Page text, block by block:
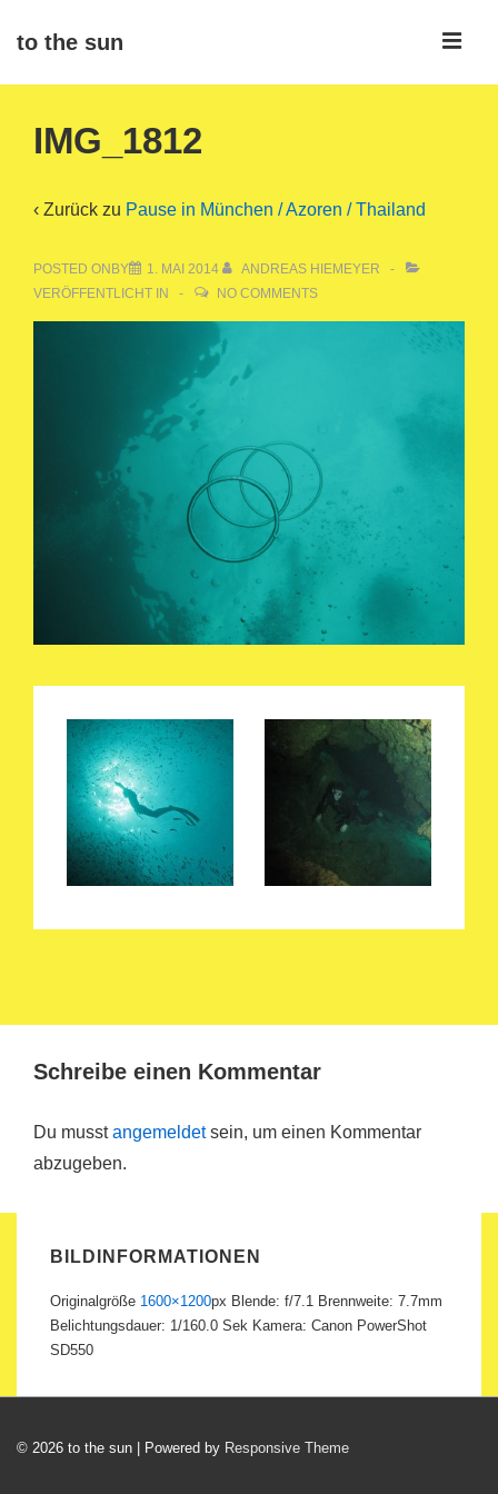
Zumto the sun
Navigation
IMG_1812
‹ Zurück zu Pause in München / Azoren / Thailand
POSTED ONBY 1. MAI 2014
ANDREAS HIEMEYER
VERÖFFENTLICHT IN
NO COMMENTS
Schreibe einen Kommentar
Du musstangemeldetsein, um einen Kommentar
abzugeben.
BILDINFORMATIONEN
Originalgröße 1600×1200px Blende: f/7.1 Brennweite: 7.7mm
Belichtungsdauer: 1/160.0 Sek Kamera: Canon PowerShot
SD550
© 2026 to the sun | Powered by Responsive Theme